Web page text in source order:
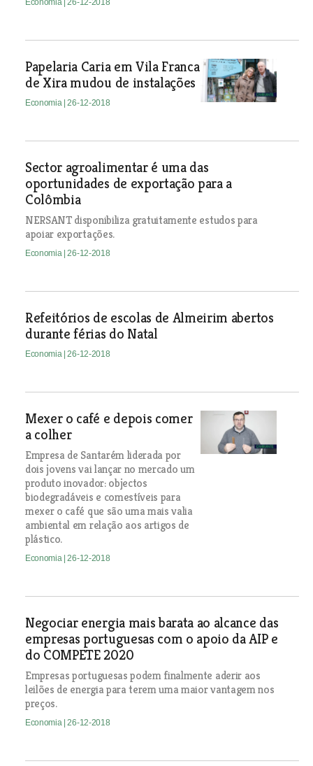
Economia | 26-12-2018
Papelaria Caria em Vila Franca
de Xira mudou de instalações
Economia | 26-12-2018
Sector agroalimentar é uma das
oportunidades de exportação para a
Colômbia
NERSANT disponibiliza gratuitamente estudos para
apoiar exportações.
Economia | 26-12-2018
Refeitórios de escolas de Almeirim abertos
durante férias do Natal
Economia | 26-12-2018
Mexer o café e depois comer
a colher
Empresa de Santarém liderada por
dois jovens vai lançar no mercado um
produto inovador: objectos
biodegradáveis e comestíveis para
mexer o café que são uma mais valia
ambiental em relação aos artigos de
plástico.
Economia | 26-12-2018
Negociar energia mais barata ao alcance das
empresas portuguesas com o apoio da AIP e
do COMPETE 2020
Empresas portuguesas podem finalmente aderir aos
leilões de energia para terem uma maior vantagem nos
preços.
Economia | 26-12-2018